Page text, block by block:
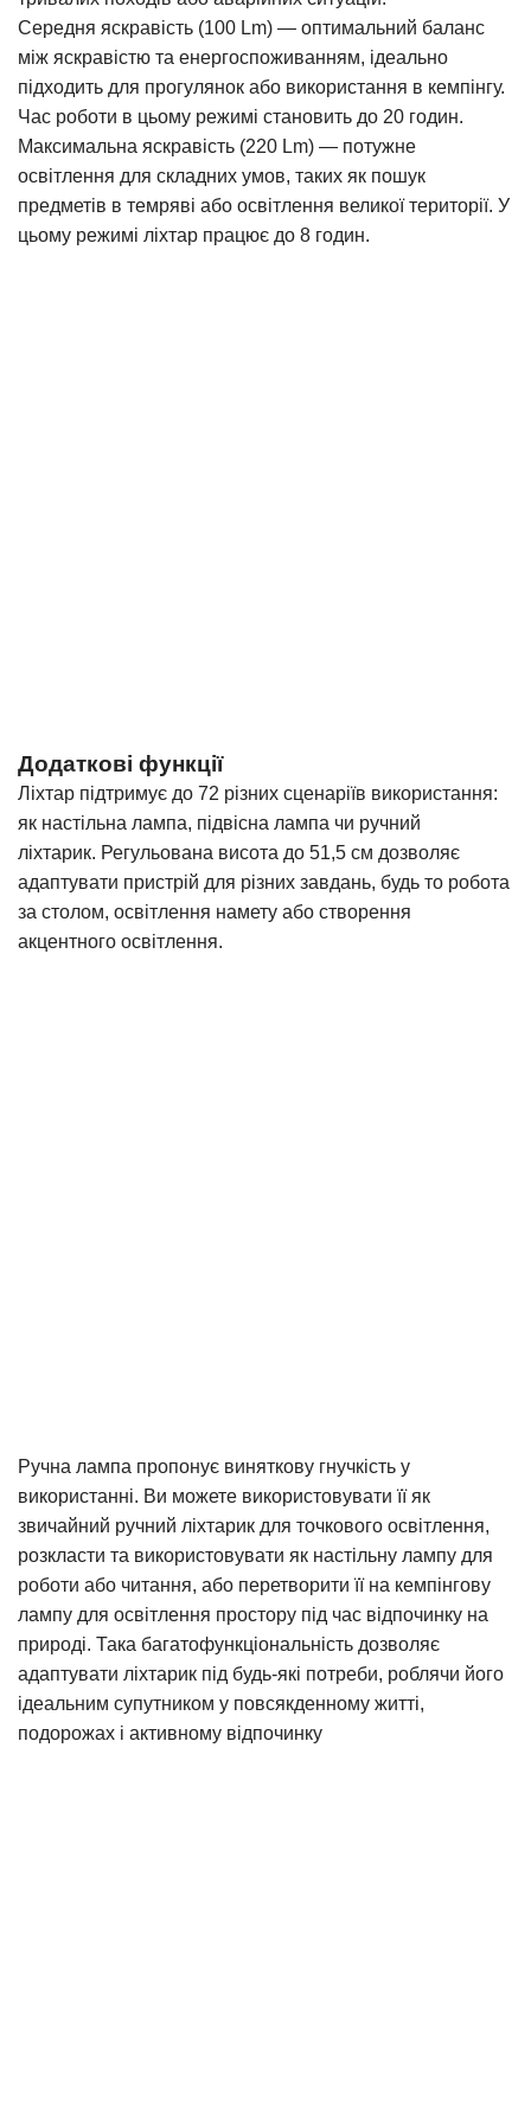
Середня яскравість (100 Lm) — оптимальний баланс
між яскравістю та енергоспоживанням, ідеально
підходить для прогулянок або використання в кемпінгу.
Час роботи в цьому режимі становить до 20 годин.
Максимальна яскравість (220 Lm) — потужне
освітлення для складних умов, таких як пошук
предметів в темряві або освітлення великої території. У
цьому режимі ліхтар працює до 8 годин.
Додаткові функції
Ліхтар підтримує до 72 різних сценаріїв використання:
як настільна лампа, підвісна лампа чи ручний
ліхтарик. Регульована висота до 51,5 см дозволяє
адаптувати пристрій для різних завдань, будь то робота
за столом, освітлення намету або створення
акцентного освітлення.
Ручна лампа пропонує виняткову гнучкість у
використанні. Ви можете використовувати її як
звичайний ручний ліхтарик для точкового освітлення,
розкласти та використовувати як настільну лампу для
роботи або читання, або перетворити її на кемпінгову
лампу для освітлення простору під час відпочинку на
природі. Така багатофункціональність дозволяє
адаптувати ліхтарик під будь-які потреби, роблячи його
ідеальним супутником у повсякденному житті,
подорожах і активному відпочинку